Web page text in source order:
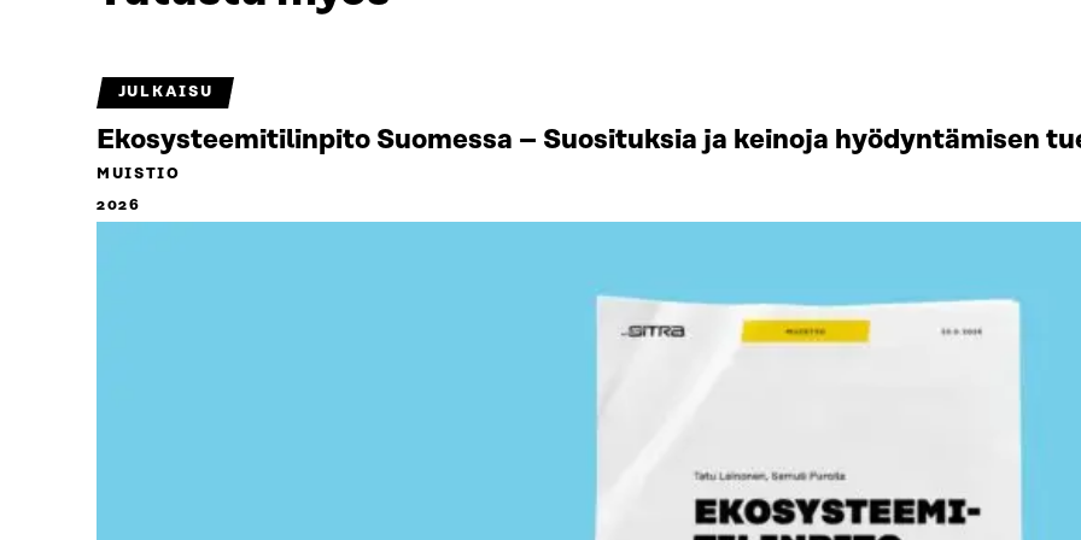
JULKAISU
Ekosysteemitilinpito Suomessa – Suosituksia ja keinoja hyödyntämisen
MUISTIO
2026